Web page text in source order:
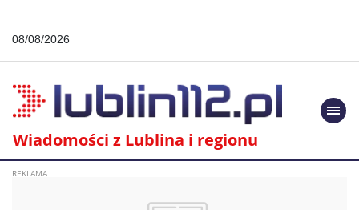
08/08/2026
Wiadomości z Lublina i regionu